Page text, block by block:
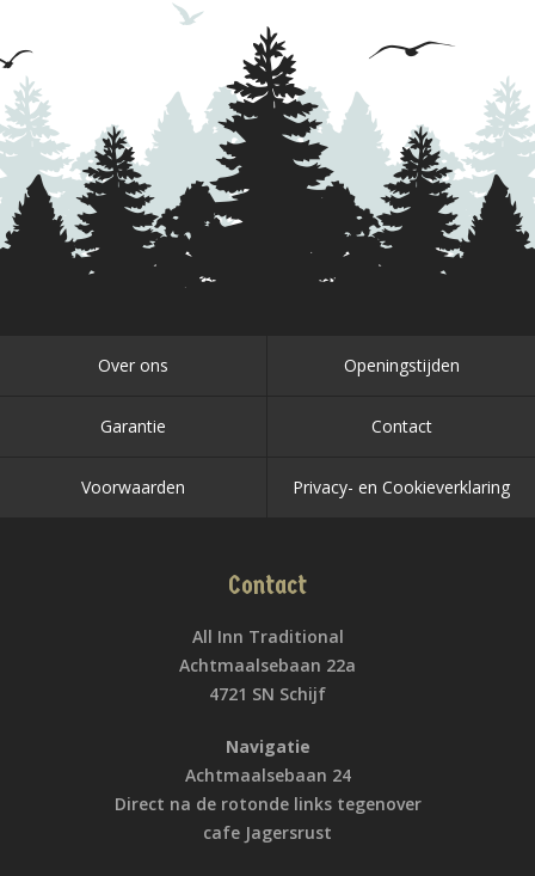
Over ons Openingstijden
Garantie Contact
Voorwaarden Privacy- en Cookieverklaring
Contact
All Inn Traditional
Achtmaalsebaan 22a
4721 SN Schijf
Navigatie
Achtmaalsebaan 24
Direct na de rotonde links tegenover
cafe Jagersrust